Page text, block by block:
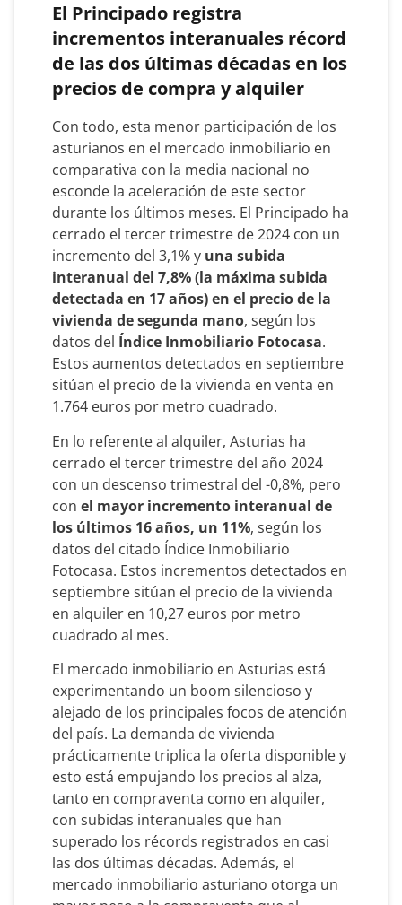
El Principado registra
incrementos interanuales récord
de las dos últimas décadas en los
precios de compra y alquiler
Con todo, esta menor participación de los
asturianos en el mercado inmobiliario en
comparativa con la media nacional no
esconde la aceleración de este sector
durante los últimos meses. El Principado ha
cerrado el tercer trimestre de 2024 con un
incremento del 3,1% y una subida
interanual del 7,8% (la máxima subida
detectada en 17 años) en el precio de la
vivienda de segunda mano, según los
datos del Índice Inmobiliario Fotocasa.
Estos aumentos detectados en septiembre
sitúan el precio de la vivienda en venta en
1.764 euros por metro cuadrado.
En lo referente al alquiler, Asturias ha
cerrado el tercer trimestre del año 2024
con un descenso trimestral del -0,8%, pero
con el mayor incremento interanual de
los últimos 16 años, un 11%, según los
datos del citado Índice Inmobiliario
Fotocasa. Estos incrementos detectados en
septiembre sitúan el precio de la vivienda
en alquiler en 10,27 euros por metro
cuadrado al mes.
El mercado inmobiliario en Asturias está
experimentando un boom silencioso y
alejado de los principales focos de atención
del país. La demanda de vivienda
prácticamente triplica la oferta disponible y
esto está empujando los precios al alza,
tanto en compraventa como en alquiler,
con subidas interanuales que han
superado los récords registrados en casi
las dos últimas décadas. Además, el
mercado inmobiliario asturiano otorga un